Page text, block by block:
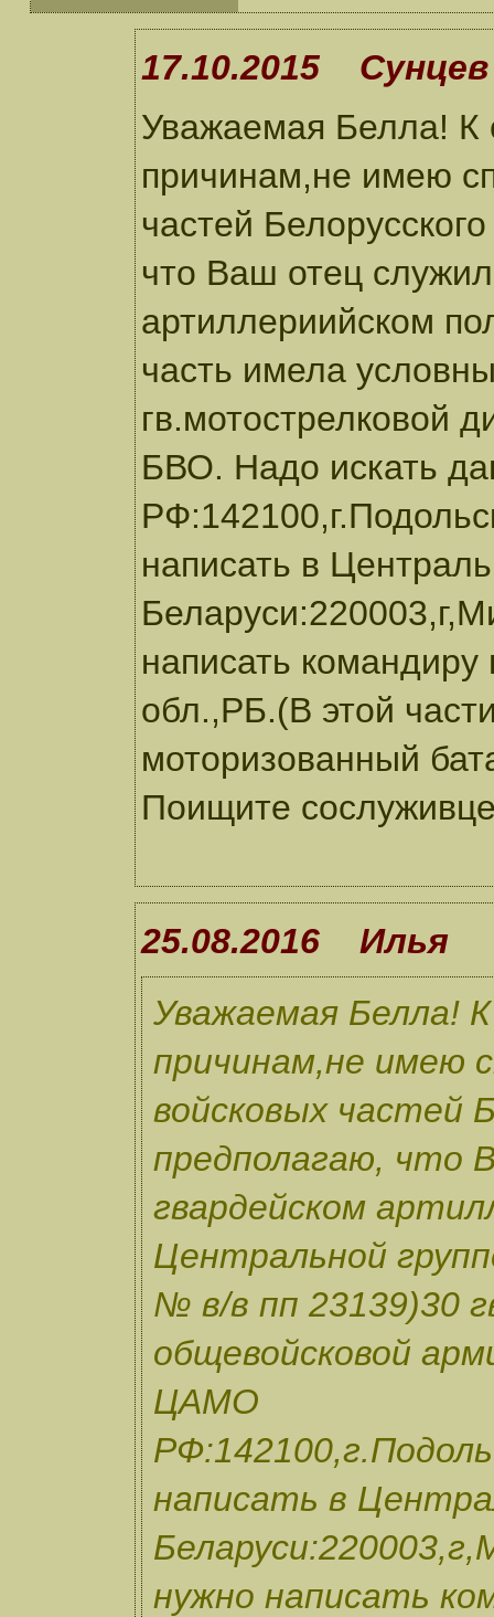
17.10.2015
Уважаемая Белла! К
причинам,не имею
частей
что Ваш отец
артиллериийском
часть имела
гв.мотострелковой
БВО. Надо искать
написать в
написать командиру
обл.,РБ.(В этой
моторизованный
Поищите
25.08.2016 Илья
Уважаемая Белла!
причинам,не имею
войсковых частей
предполагаю, что
гвардейском
Центральной
№ в/в пп 23139)30
общевойсковой
ЦАМО
написать в
нужно написать